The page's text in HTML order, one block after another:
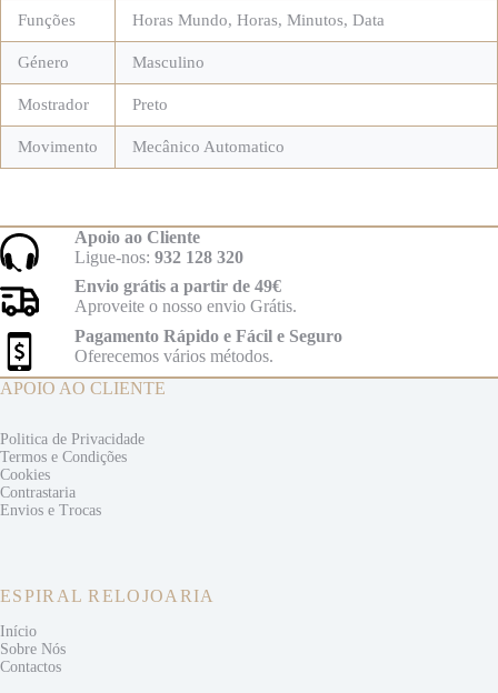
Funções Horas Mundo, Horas, Minutos, Data
Género Masculino
Mostrador Preto
Movimento Mecânico Automatico
Apoio ao Cliente
Ligue-nos: 932 128 320
Envio grátis a partir de 49€
Aproveite o nosso envio Grátis.
Pagamento Rápido e Fácil e Seguro
Oferecemos vários métodos.
APOIO AO CLIENTE
Politica de Privacidade
Termos e Condições
Cookies
Contrastaria
Envios e Trocas
ESPIRAL RELOJOARIA
Início
Sobre Nós
Contactos